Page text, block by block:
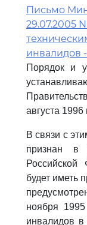
Письмо
29.07.2005
инвалидов
Порядок и
августа 1996
В связи с
признан в
будет иметь
ноября
инвалидов в